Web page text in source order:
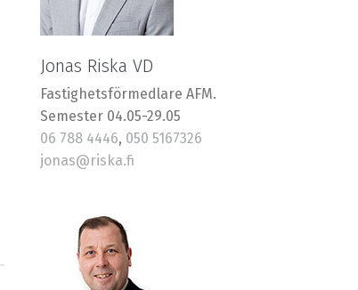
Jonas Riska VD
Fastighetsförmedlare AFM.
Semester 04.05-29.05
06 788 4446, 050 5167326
jonas@riska.fi